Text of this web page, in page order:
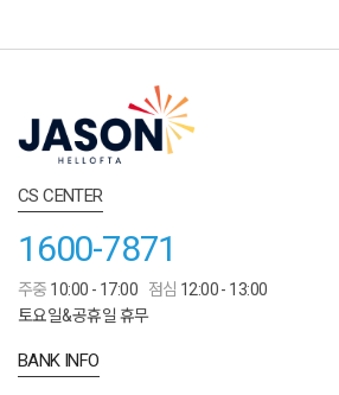
CS CENTER
1600-7871
주중 10:00 - 17:00 점심 12:00 - 13:00
토요일&공휴일 휴무
BANK INFO